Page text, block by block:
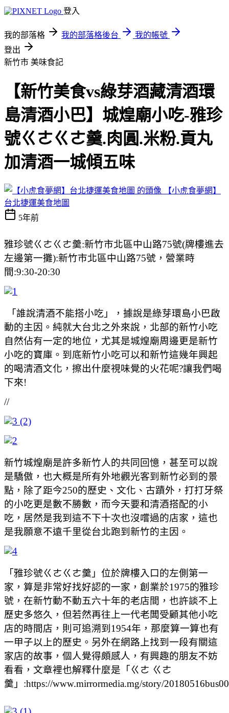
登入
我的部落格 我的部落格後台
我的帳號
登出
新竹市 美味食記
【新竹美食vs綠芽酒藏清酒環
島清酒小巴】城煌廟小吃-雅珍
號ㄍㄜㄍㄜ羹.肉圓.米粉.貢丸
加清酒一城傾五味
【小虎食夢網】
台北捷運美食地圖
5年前
雅珍號ㄍㄜㄍㄜ羹:新竹市北區中山路75號(牌樓進去
左邊第一攤):新竹市北區中山路75號，營業時
間:9:30-20:30
「誰說清酒不能搭小吃」，據說是綠芽環島小巴啟
動的主因。純就大台北之外來說，北部的新竹小吃
自然佔有一定的地位，尤其是城煌廟周邊更是新竹
小吃的寶庫。到底新竹小吃可以和新竹這幾年興起
的喝清酒文化，擦出什麼視味覺的火花呢?讓我們喝
下來!
//
新竹城煌廟是許多新竹人的共同回憶，甚至可以說
是驕傲，也大概是所有外地觀光客到新竹必到的景
點，除了距今250的歷史、文化、古蹟外，打打牙祭
的小吃更是數不勝數，而今天要和清酒搭配的小
吃，居然是我到這不下十次也沒嚐過的店家，這也
是我願意不遠千里從台北跑到新竹的主因。
「雅珍號ㄍㄜㄍㄜ羹」位於牌樓入口的左側第一
家，算是非常好找好認的一家，創業於1975的雅珍
號，在新竹動不動五六十年的老店間，也許談不上
歷史多悠久，但若然再往上一代老闆受顧其他小吃
店的時間店，則可追溯到1954年，那麼算一算也有
一甲子以上的歷史。另外在網路上找到一段有關這
家店的故事，個人覺得頗感人，有興趣的朋友不妨
看看，文章裡也解釋什麼是「ㄍㄜ ㄍㄜ
羹」:https://www.mirrormedia.mg/story/